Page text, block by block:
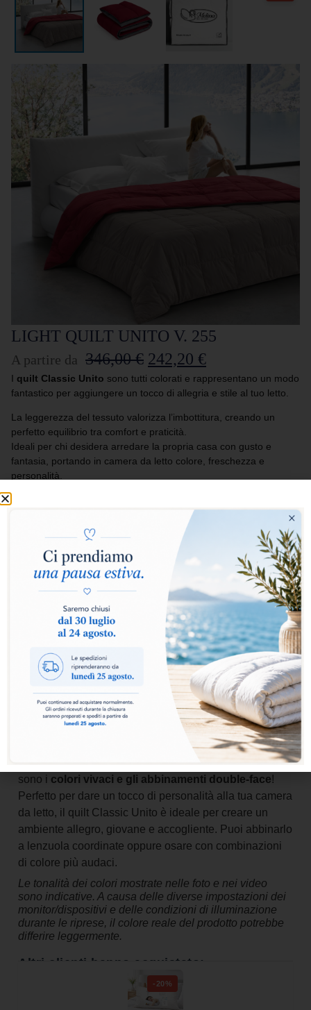
LIGHT QUILT UNITO V. 255
A partire da 346,00€ 242,20 €
I quilt Classic Unito sono tutti colorati e rappresentano un modo
fantastico per aggiungere un tocco di allegria e stile al tuo letto.
La leggerezza del tessuto valorizza l’imbottitura, creando un
perfetto equilibrio tra comfort e praticità.
Ideali per chi desidera arredare la propria casa con gusto e
fantasia, portando in camera da letto colore, freschezza e
personalità.
Aggiungi al carrello
quilt Classic Unitooffre un comfort leggero e
piacevole, ideale per le mezze stagioni o per chi ama
una copertura più fresca. L’imbottitura soffice e
traspirante avvolge delicatamente il corpo, garantendo
una sensazione di benessere e un riposo confortevole
notte dopo notte. Ma ciò che lo rende davvero speciale
sono i colori vivaci e gli abbinamenti double-face!
Perfetto per dare un tocco di personalità alla tua camera
da letto, il quilt Classic Unito è ideale per creare un
ambiente allegro, giovane e accogliente. Puoi abbinarlo
a lenzuola coordinate oppure osare con combinazioni
di colore più audaci.
Le tonalità dei colori mostrate nelle foto e nei video
sono indicative. A causa delle diverse impostazioni dei
monitor/dispositivi e delle condizioni di illuminazione
durante le riprese, il colore reale del prodotto potrebbe
differire leggermente.
Altri clienti hanno acquistato:
-20%